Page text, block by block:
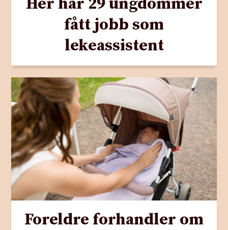
Her har 29 ungdommer
fått jobb som
lekeassistent
Foreldre forhandler om